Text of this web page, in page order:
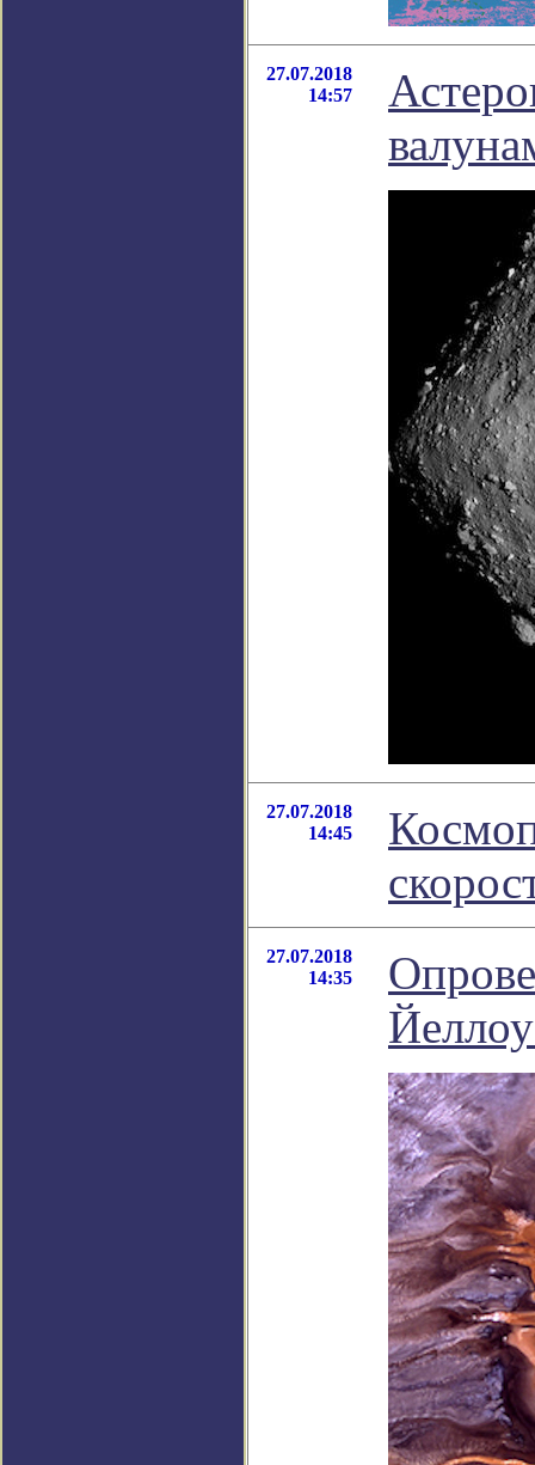
27.07.2018
14:57
27.07.2018
14:45
27.07.2018
14:35